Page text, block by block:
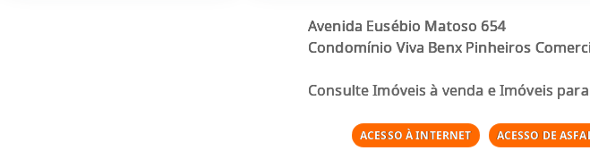
Avenida Eusébio Matoso 654
Condomínio Viva Benx Pinheiros Comercial
Consulte Imóveis à venda e Imóveis
ACESSO À INTERNET ACESSO DE